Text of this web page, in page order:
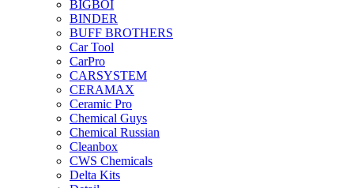
BIGBOI
BINDER
BUFF BROTHERS
Car Tool
CarPro
CARSYSTEM
CERAMAX
Ceramic Pro
Chemical Guys
Chemical Russian
Cleanbox
CWS Chemicals
Delta Kits